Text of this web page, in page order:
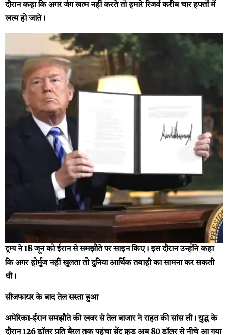
दौरान कहा कि अगर जंग खत्म नहीं करते तो हमारे रिजर्व करीब चार हफ्तों में
खत्म हो जाते।
ट्रम्प ने 18 जून को ईरान से समझौते पर साइन किए। इस दौरान उन्होंने कहा
कि अगर होर्मुज नहीं खुलता तो दुनिया आर्थिक तबाही का सामना कर सकती
थी।
सीजफायर के बाद तेल सस्ता हुआ
अमेरिका-ईरान समझौते की खबर से तेल बाजार ने राहत की सांस ली। युद्ध के
दौरान 126 डॉलर प्रति बैरल तक पहुंचा ब्रेंट क्रूड अब 80 डॉलर से नीचे आ गया